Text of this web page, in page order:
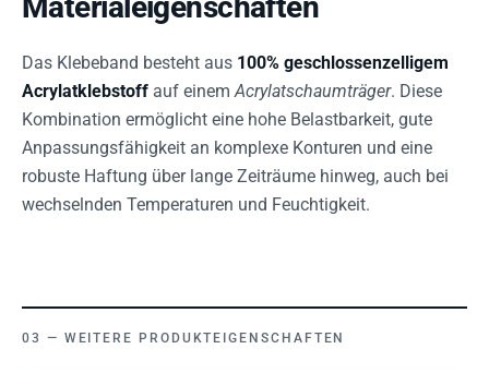
Das Klebeband besteht aus 100% geschlossenzelligem
Acrylatklebstoff auf einemAcrylatschaumträger. Diese
Kombination ermöglicht eine hohe Belastbarkeit, gute
Anpassungsfähigkeit an komplexe Konturen und eine
robuste Haftung über lange Zeiträume hinweg, auch bei
wechselnden Temperaturen und Feuchtigkeit.
WEITERE PRODUKTEIGENSCHAFTEN